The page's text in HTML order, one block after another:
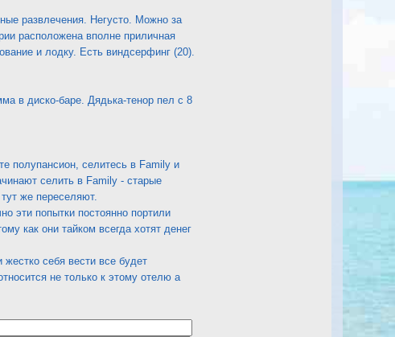
развлечения. Негусто. Можно за
расположена вполне приличная
и лодку. Есть виндсерфинг (20).
в диско-баре. Дядька-тенор пел с 8
полупансион, селитесь в Family и
селить в Family - старые
же переселяют.
эти попытки постоянно портили
как они тайком всегда хотят денег
себя вести все будет
не только к этому отелю а